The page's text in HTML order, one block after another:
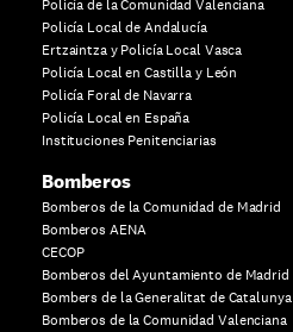
Policía de la Comunidad Valenciana
Policía Local de Andalucía
Ertzaintza y Policía Local Vasca
Policía Local en Castilla y León
Policía Foral de Navarra
Policía Local en España
Instituciones Penitenciarias
Bomberos
Bomberos de la Comunidad de Madrid
Bomberos AENA
CECOP
Bomberos del Ayuntamiento de Madrid
Bombers de la Generalitat de Catalunya
Bomberos de la Comunidad Valenciana